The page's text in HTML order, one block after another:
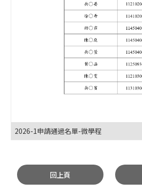
2026-1申請通過名單-微學程
回上頁